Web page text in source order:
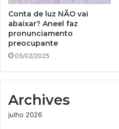
Conta de luz NÃO vai
abaixar? Aneel faz
pronunciamento
preocupante
05/02/2025
Archives
julho 2026